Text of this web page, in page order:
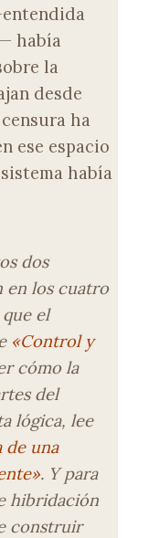
había
la
desde
ha
ese espacio
había
dos
en los cuatro
el
«Control y
cómo la
del
lógica, lee
de una
. Y para
hibridación
construir